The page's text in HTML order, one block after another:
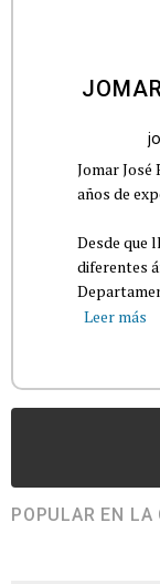
Jomar José
años de
Desde que
diferentes
Leer más
POPULAR EN